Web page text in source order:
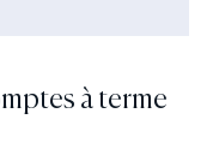
à terme